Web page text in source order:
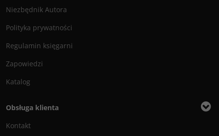
Niezbędnik Autora
Polityka prywatności
Regulamin księgarni
Zapowiedzi
Katalog
Obsługa klienta
Kontakt